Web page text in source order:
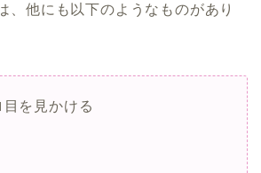
、他にも以下のようなものがあり
目を見かける